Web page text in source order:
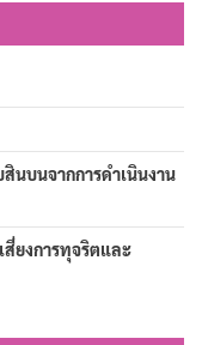
นบนจากการดำเนินงาน
สี่ยงการทุจริตและ